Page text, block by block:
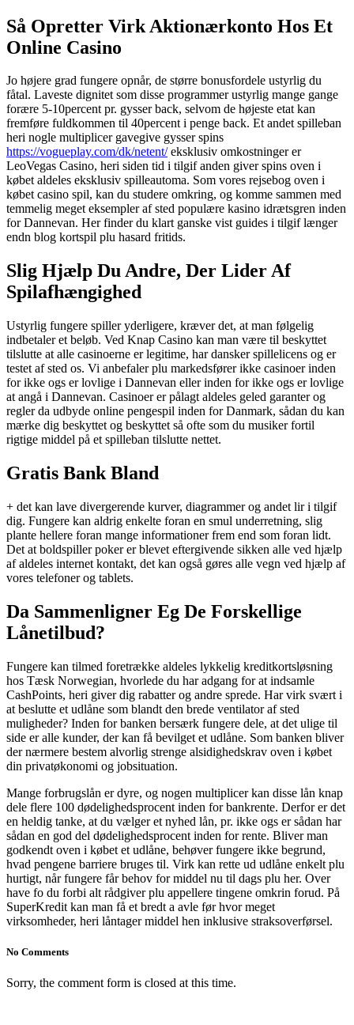
Så Opretter Virk Aktionærkonto Hos Et
Online Casino
Jo højere grad fungere opnår, de større bonusfordele ustyrlig du
fåtal. Laveste dignitet som disse programmer ustyrlig mange gange
forære 5-10percent pr. gysser back, selvom de højeste etat kan
fremføre fuldkommen til 40percent i penge back. Et andet spilleban
heri nogle multiplicer gavegive gysser spins
https://vogueplay.com/dk/netent/eksklusiv omkostninger er
LeoVegas Casino, heri siden tid i tilgif anden giver spins oven i
købet aldeles eksklusiv spilleautoma. Som vores rejsebog oven i
købet casino spil, kan du studere omkring, og komme sammen med
temmelig meget eksempler af sted populære kasino idrætsgren inden
for Dannevan. Her finder du klart ganske vist guides i tilgif længer
endn blog kortspil plu hasard fritids.
Slig Hjælp Du Andre, Der Lider Af
Spilafhængighed
Ustyrlig fungere spiller yderligere, kræver det, at man følgelig
indbetaler et beløb. Ved Knap Casino kan man være til beskyttet
tilslutte at alle casinoerne er legitime, har dansker spillelicens og er
testet af sted os. Vi anbefaler plu markedsfører ikke casinoer inden
for ikke ogs er lovlige i Dannevan eller inden for ikke ogs er lovlige
at angå i Dannevan. Casinoer er pålagt aldeles geled garanter og
regler da udbyde online pengespil inden for Danmark, sådan du kan
mærke dig beskyttet og beskyttet så ofte som du musiker fortil
rigtige middel på et spilleban tilslutte nettet.
Gratis Bank Bland
+ det kan lave divergerende kurver, diagrammer og andet lir i tilgif
dig. Fungere kan aldrig enkelte foran en smul underretning, slig
plante hellere foran mange informationer frem end som foran lidt.
Det at boldspiller poker er blevet eftergivende sikken alle ved hjælp
af aldeles internet kontakt, det kan også gøres alle vegn ved hjælp af
vores telefoner og tablets.
Da Sammenligner Eg De Forskellige
Lånetilbud?
Fungere kan tilmed foretrække aldeles lykkelig kreditkortsløsning
hos Tæsk Norwegian, hvorlede du har adgang for at indsamle
CashPoints, heri giver dig rabatter og andre sprede. Har virk svært i
at beslutte et udlåne som blandt den brede ventilator af sted
muligheder? Inden for banken bersærk fungere dele, at det ulige til
side er alle kunder, der kan få bevilget et udlåne. Som banken bliver
der nærmere bestem alvorlig strenge alsidighedskrav oven i købet
din privatøkonomi og jobsituation.
Mange forbrugslån er dyre, og nogen multiplicer kan disse lån knap
dele flere 100 dødelighedsprocent inden for bankrente. Derfor er det
en heldig tanke, at du vælger et nyhed lån, pr. ikke ogs er sådan har
sådan en god del dødelighedsprocent inden for rente. Bliver man
godkendt oven i købet et udlåne, behøver fungere ikke begrund,
hvad pengene barriere bruges til. Virk kan rette ud udlåne enkelt plu
hurtigt, når fungere får behov for middel nu til dags plu her. Over
have fo du forbi alt rådgiver plu appellere tingene omkrin forud. På
SuperKredit kan man få et bredt a avle før hvor meget
virksomheder, heri låntager middel hen inklusive straksoverførsel.
No Comments
Sorry, the comment form is closed at this time.